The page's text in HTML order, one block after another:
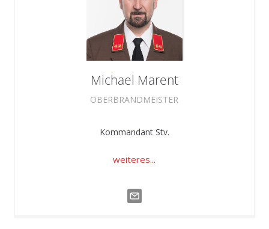
Michael Marent
OBERBRANDMEISTER
Kommandant Stv.
weiteres...